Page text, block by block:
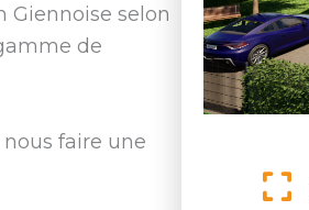
Giennoise selon
de
nous faire une